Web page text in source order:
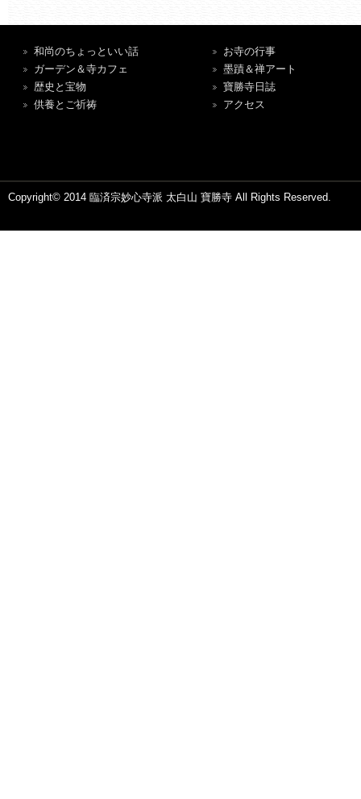
和尚のちょっといい話
ガーデン＆寺カフェ
歴史と宝物
供養とご祈祷
お寺の行事
墨蹟＆禅アート
寶勝寺日誌
アクセス
Copyright© 2014 臨済宗妙心寺派 太白山 寶勝寺 All Rights Reserved.